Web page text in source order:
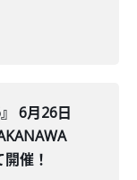
6月26日
催！